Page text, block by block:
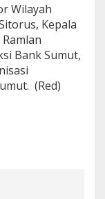
Wilayah
Kepala
Bank Sumut,
(Red)